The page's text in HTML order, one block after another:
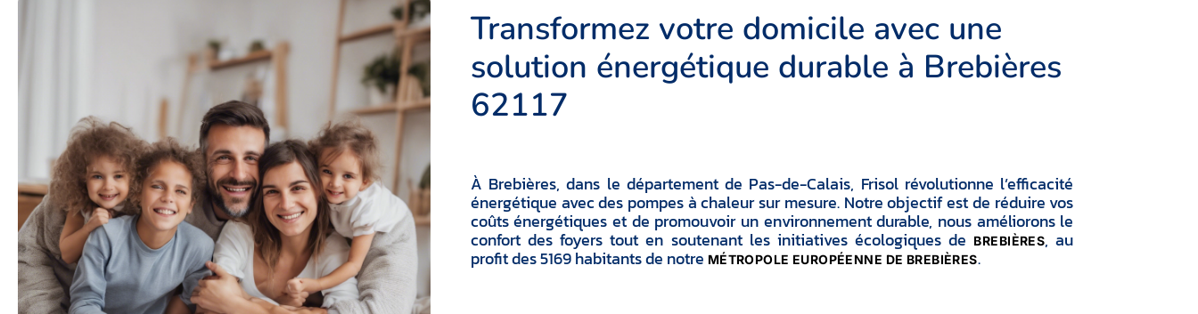
Transformez votre domicile avec une
solution énergétique durable à Brebières
62117
À Brebières, dans le département de Pas-de-Calais, Frisol révolutionne l’efficacité
énergétique avec des pompes à chaleur sur mesure. Notre objectif est de réduire vos
coûts énergétiques et de promouvoir un environnement durable, nous améliorons le
confort des foyers tout en soutenant les initiatives écologiques de BREBIÈRES, au
profit des 5169 habitants de notre MÉTROPOLE EUROPÉENNE DE BREBIÈRES.